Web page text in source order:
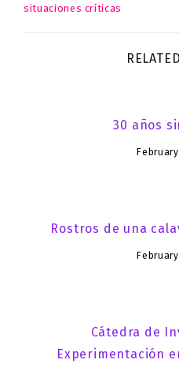
navigation
situaciones críticas
30 años
Rostros de una
Cátedra de
Experimentación